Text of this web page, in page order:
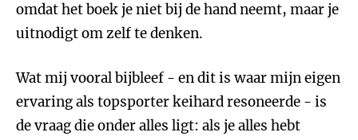
omdat het boek je niet bij de hand neemt, maar je
uitnodigt om zelf te denken.
Wat mij vooral bijbleef - en dit is waar mijn eigen
ervaring als topsporter keihard resoneerde - is
de vraag die onder alles ligt: als je alles hebt